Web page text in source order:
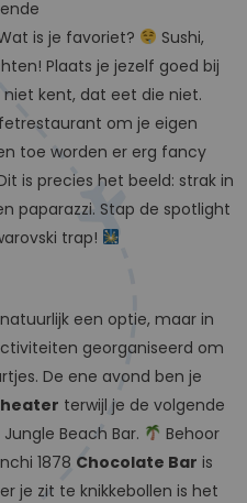
is je favoriet?
Sushi,
Plaats je jezelf goed bij
kent, dat eet die niet.
om je eigen
toe worden er erg fancy
is precies het beeld: strak in
paparazzi. Stap de spotlight
trap!
een optie, maar in
georganiseerd om
De ene avond ben je
terwijl je de volgende
Beach Bar.
Behoor
1878 Chocolate Bar is
je zit te knikkebollen is het